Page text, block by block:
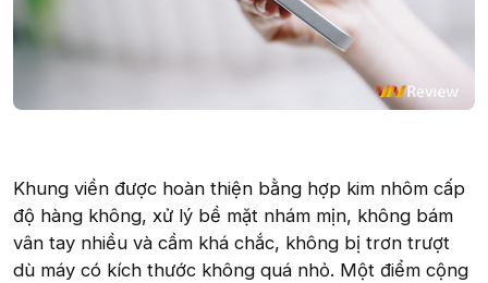
Khung viền được hoàn thiện bằng hợp kim nhôm cấp
độ hàng không, xử lý bề mặt nhám mịn, không bám
vân tay nhiều và cầm khá chắc, không bị trơn trượt
dù máy có kích thước không quá nhỏ. Một điểm cộng